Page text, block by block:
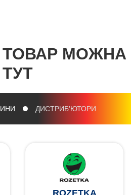
ТОВАР МОЖНА
ТУТ
ДИСТРИБ'ЮТОРИ